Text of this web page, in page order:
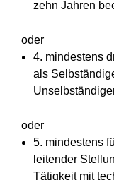
zehn Jahren
oder
4. mindestens
als
oder
5. mindestens
leitender
Tätigkeit mit